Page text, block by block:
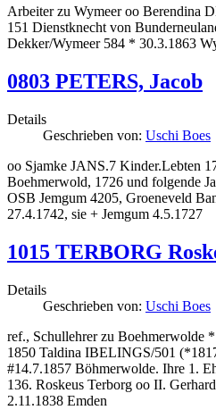
Arbeiter zu Wymeer oo Berendina
151 Dienstknecht von
Dekker/Wymeer 584 * 30.3.1863
0803 PETERS, Jacob
Details
Geschrieben von: Uschi Boes
oo Sjamke JANS.7 Kinder.Lebten
Boehmerwold, 1726 und folgende
OSB Jemgum 4205, Groeneveld
27.4.1742, sie + Jemgum 4.5.1727
1015 TERBORG
Details
Geschrieben von: Uschi Boes
ref., Schullehrer zu Boehmerwolde
1850 Taldina IBELINGS/501
#14.7.1857 Böhmerwolde. Ihre 1.
136. Roskeus Terborg oo II.
2.11.1838 Emden